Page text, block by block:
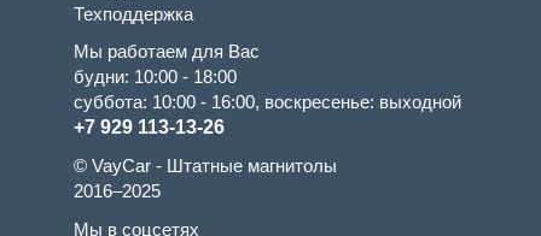
Техподдержка
Мы работаем для Вас
будни: 10:00 - 18:00
суббота: 10:00 - 16:00, воскресенье: выходной
+7 929 113-13-26
© VayCar - Штатные магнитолы
2016–2025
Мы в соцсетях